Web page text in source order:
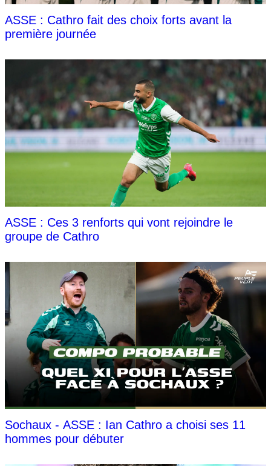
ASSE : Cathro fait des choix forts avant la
première journée
ASSE : Ces 3 renforts qui vont rejoindre le
groupe de Cathro
Sochaux - ASSE : Ian Cathro a choisi ses 11
hommes pour débuter